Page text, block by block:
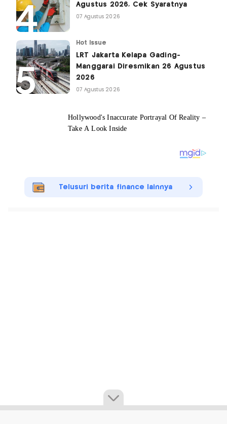
Agustus 2026, Cek Syaratnya
07 Agustus 2026
Hot Issue
LRT Jakarta Kelapa Gading-
Manggarai Diresmikan 26 Agustus
2026
07 Agustus 2026
Telusuri berita finance lainnya